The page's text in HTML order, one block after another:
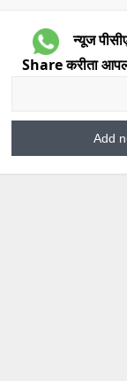
न्यूज
Share करीता